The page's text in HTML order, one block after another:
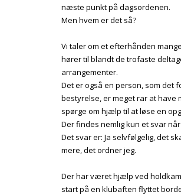
næste punkt på dagsordenen.
Men hvem er det så?
Vi taler om et efterhånden
hører til blandt de trofaste
arrangementer.
Det er også en person, som det
bestyrelse, er meget rar at have
spørge om hjælp til at løse en
Der findes nemlig kun et svar
Det svar er: Ja selvfølgelig, det
mere, det ordner jeg.
Der har været hjælp ved
start på en klubaften flyttet